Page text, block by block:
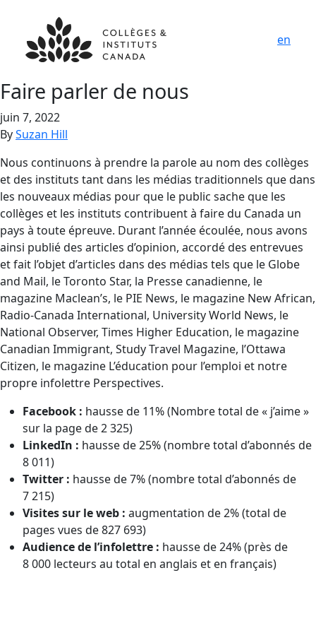
en
Faire parler de nous
juin 7, 2022
BySuzan Hill
Nous continuons à prendre la parole au nom des collèges
et des instituts tant dans les médias traditionnels que dans
les nouveaux médias pour que le public sache que les
collèges et les instituts contribuent à faire du Canada un
pays à toute épreuve. Durant l’année écoulée, nous avons
ainsi publié des articles d’opinion, accordé des entrevues
et fait l’objet d’articles dans des médias tels que le Globe
and Mail, le Toronto Star, la Presse canadienne, le
magazine Maclean’s, le PIE News, le magazine New African,
Radio-Canada International, University World News, le
National Observer, Times Higher Education, le magazine
Canadian Immigrant, Study Travel Magazine, l’Ottawa
Citizen, le magazine L’éducation pour l’emploi et notre
propre infolettre Perspectives.
Facebook : hausse de 11% (Nombre total de « j’aime »
sur la page de 2 325)
LinkedIn : hausse de 25% (nombre total d’abonnés de
8 011)
Twitter : hausse de 7% (nombre total d’abonnés de
7 215)
Visites sur le web : augmentation de 2% (total de
pages vues de 827 693)
Audience de l’infolettre : hausse de 24% (près de
8 000 lecteurs au total en anglais et en français)